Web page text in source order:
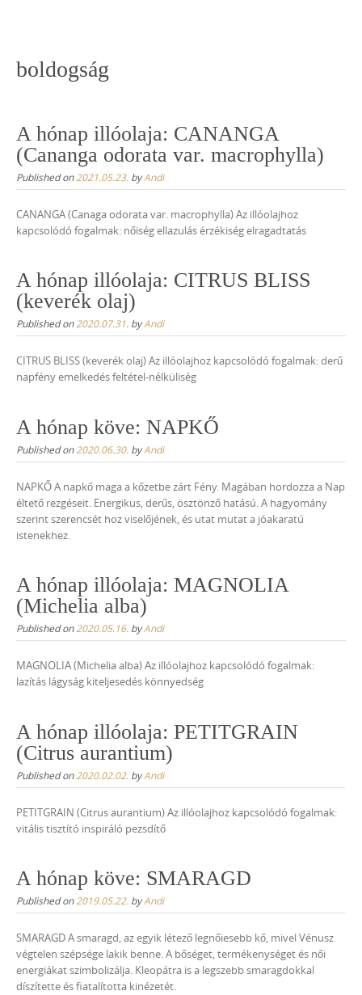
boldogság
A hónap illóolaja: CANANGA
(Cananga odorata var. macrophylla)
Published on2021.05.23. byAndi
CANANGA (Canaga odorata var. macrophylla) Az illóolajhoz
kapcsolódó fogalmak: nőiség ellazulás érzékiség elragadtatás
A hónap illóolaja: CITRUS BLISS
(keverék olaj)
Published on2020.07.31. byAndi
CITRUS BLISS (keverék olaj) Az illóolajhoz kapcsolódó fogalmak: derű
napfény emelkedés feltétel-nélküliség
A hónap köve: NAPKŐ
Published on2020.06.30. byAndi
NAPKŐ A napkő maga a kőzetbe zárt Fény. Magában hordozza a Nap
éltető rezgéseit. Energikus, derűs, ösztönző hatású. A hagyomány
szerint szerencsét hoz viselőjének, és utat mutat a jóakaratú
istenekhez.
A hónap illóolaja: MAGNOLIA
(Michelia alba)
Published on2020.05.16. byAndi
MAGNOLIA (Michelia alba) Az illóolajhoz kapcsolódó fogalmak:
lazítás lágyság kiteljesedés könnyedség
A hónap illóolaja: PETITGRAIN
(Citrus aurantium)
Published on2020.02.02. byAndi
PETITGRAIN (Citrus aurantium) Az illóolajhoz kapcsolódó fogalmak:
vitális tisztító inspiráló pezsdítő
A hónap köve: SMARAGD
Published on2019.05.22. byAndi
SMARAGD A smaragd, az egyik létező legnőiesebb kő, mivel Vénusz
végtelen szépsége lakik benne. A bőséget, termékenységet és női
energiákat szimbolizálja. Kleopátra is a legszebb smaragdokkal
díszítette és fiatalította kinézetét.